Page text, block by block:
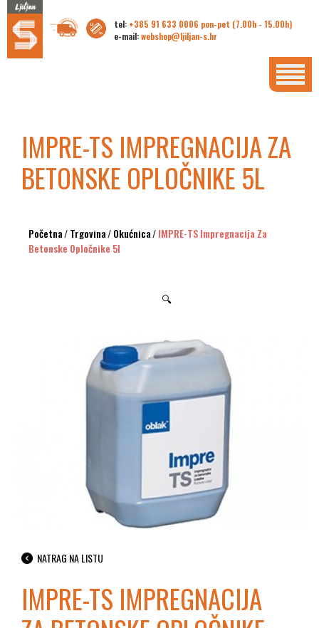
tel: +385 91 633 0006 pon-pet (7.00h - 15.00h)
e-mail:webshop@ljiljan-s.hr
IMPRE-TS IMPREGNACIJA ZA
BETONSKE OPLOČNIKE 5L
Početna/Trgovina/Okućnica/IMPRE-TS Impregnacija Za
Betonske Opločnike 5l
🔍
NATRAG NA LISTU
IMPRE-TS IMPREGNACIJA